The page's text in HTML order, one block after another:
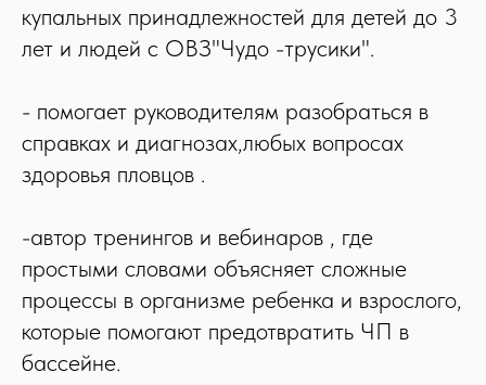
купальных принадлежностей для детей до 3
лет и людей с ОВЗ"Чудо -трусики".
- помогает руководителям разобраться в
справках и диагнозах,любых вопросах
здоровья пловцов .
-автор тренингов и вебинаров , где
простыми словами объясняет сложные
процессы в организме ребенка и взрослого,
которые помогают предотвратить ЧП в
бассейне.